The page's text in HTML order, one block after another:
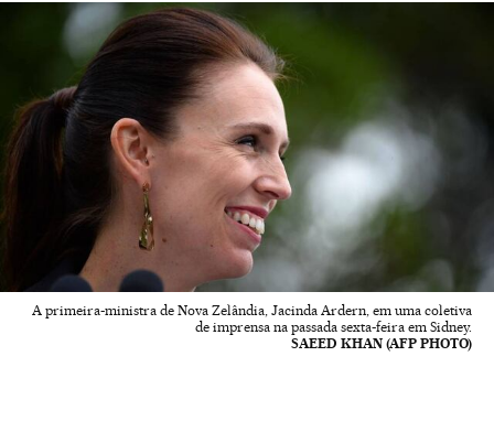
A primeira-ministra de Nova Zelândia, Jacinda Ardern, em uma coletiva
de imprensa na passada sexta-feira em Sidney.
SAEED KHAN (AFP PHOTO)